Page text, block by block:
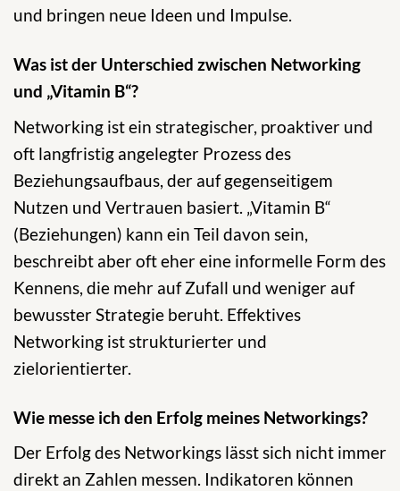
und bringen neue Ideen und Impulse.
Was ist der Unterschied zwischen Networking
und „Vitamin B“?
Networking ist ein strategischer, proaktiver und
oft langfristig angelegter Prozess des
Beziehungsaufbaus, der auf gegenseitigem
Nutzen und Vertrauen basiert. „Vitamin B“
(Beziehungen) kann ein Teil davon sein,
beschreibt aber oft eher eine informelle Form des
Kennens, die mehr auf Zufall und weniger auf
bewusster Strategie beruht. Effektives
Networking ist strukturierter und
zielorientierter.
Wie messe ich den Erfolg meines Networkings?
Der Erfolg des Networkings lässt sich nicht immer
direkt an Zahlen messen. Indikatoren können